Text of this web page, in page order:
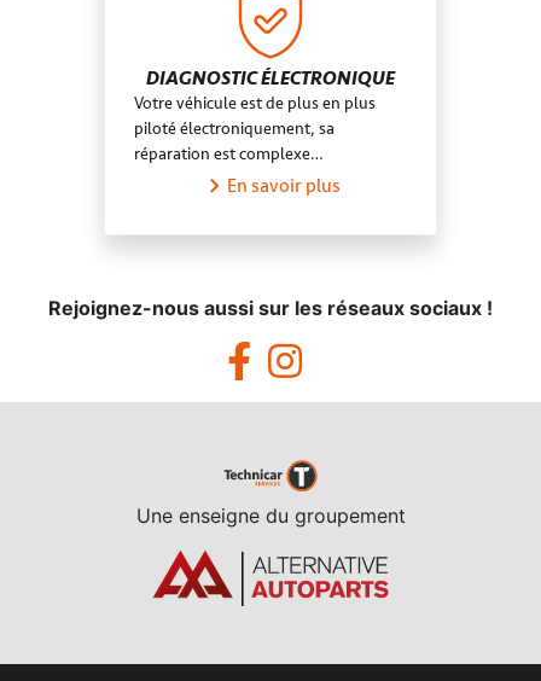
DIAGNOSTIC ÉLECTRONIQUE
Votre véhicule est de plus en plus
piloté électroniquement, sa
réparation est complexe…
En savoir plus
Rejoignez-nous aussi sur les réseaux sociaux !
Une enseigne du groupement